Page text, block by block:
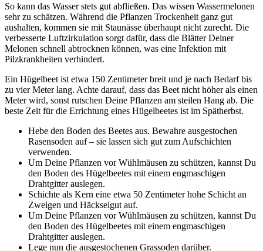
So kann das Wasser stets gut abfließen. Das wissen Wassermelonen
sehr zu schätzen. Während die Pflanzen Trockenheit ganz gut
aushalten, kommen sie mit Staunässe überhaupt nicht zurecht. Die
verbesserte Luftzirkulation sorgt dafür, dass die Blätter Deiner
Melonen schnell abtrocknen können, was eine Infektion mit
Pilzkrankheiten verhindert.
Ein Hügelbeet ist etwa 150 Zentimeter breit und je nach Bedarf bis
zu vier Meter lang. Achte darauf, dass das Beet nicht höher als einen
Meter wird, sonst rutschen Deine Pflanzen am steilen Hang ab. Die
beste Zeit für die Errichtung eines Hügelbeetes ist im Spätherbst.
Hebe den Boden des Beetes aus. Bewahre ausgestochen
Rasensoden auf – sie lassen sich gut zum Aufschichten
verwenden.
Um Deine Pflanzen vor Wühlmäusen zu schützen, kannst Du
den Boden des Hügelbeetes mit einem engmaschigen
Drahtgitter auslegen.
Schichte als Kern eine etwa 50 Zentimeter hohe Schicht an
Zweigen und Häckselgut auf.
Um Deine Pflanzen vor Wühlmäusen zu schützen, kannst Du
den Boden des Hügelbeetes mit einem engmaschigen
Drahtgitter auslegen.
Lege nun die ausgestochenen Grassoden darüber.